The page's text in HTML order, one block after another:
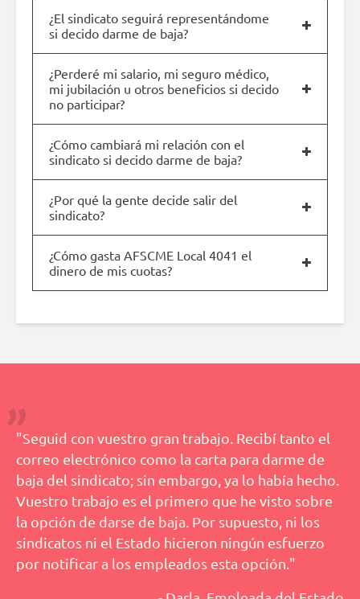
¿El sindicato seguirá representándome
si decido darme de baja?
¿Perderé mi salario, mi seguro médico,
mi jubilación u otros beneficios si decido
no participar?
¿Cómo cambiará mi relación con el
sindicato si decido darme de baja?
¿Por qué la gente decide salir del
sindicato?
¿Cómo gasta AFSCME Local 4041 el
dinero de mis cuotas?
"Seguid con vuestro gran trabajo. Recibí tanto el
correo electrónico como la carta para darme de
baja del sindicato; sin embargo, ya lo había hecho.
Vuestro trabajo es el primero que he visto sobre
la opción de darse de baja. Por supuesto, ni los
sindicatos ni el Estado hicieron ningún esfuerzo
por notificar a los empleados esta opción."